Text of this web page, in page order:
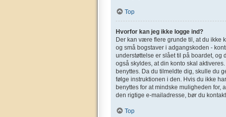
Top
Hvorfor kan jeg ikke logge ind?
Der kan være flere grunde til, at du ikke
og små bogstaver i adgangskoden -
understøttelse er slået til på boardet, og
også skyldes, at din konto skal
benyttes. Da du tilmeldte dig, skulle du
følge instruktionen i den. Hvis du ikke
benyttes for at mindske muligheden for,
den rigtige e-mailadresse, bør du
Top